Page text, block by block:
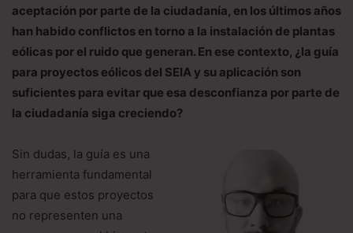
aceptación por parte de la ciudadanía, en los últimos años
han habido conflictos en torno a la instalación de plantas
eólicas por el ruido que generan. En ese contexto, ¿la guía
para proyectos eólicos del SEIA y su aplicación son
suficientes para evitar que esa desconfianza por parte de
la ciudadanía siga creciendo?
Sin dudas, la guía es una
herramienta fundamental
para que estos proyectos
no representen una